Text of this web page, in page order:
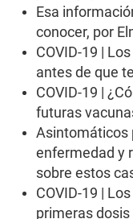
Esa
conocer, por
COVID-19 |
antes de que
COVID-19 |
futuras
Asintomáticos
enfermedad y
sobre estos
COVID-19 |
primeras